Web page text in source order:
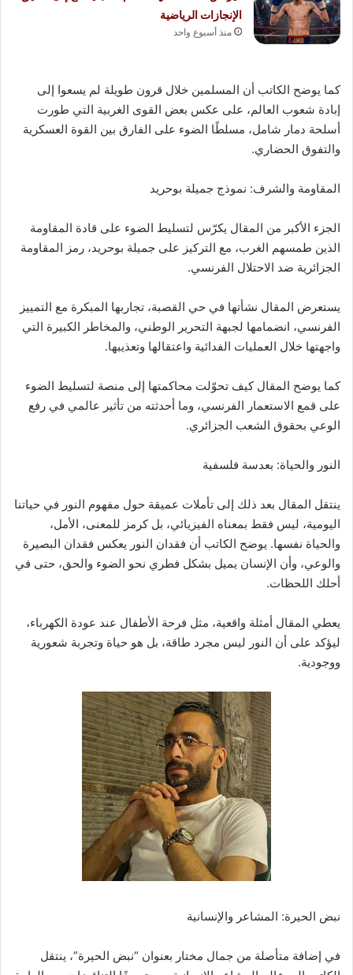
الإنجازات الرياضية
منذ أسبوع واحد
كما يوضح الكاتب أن المسلمين خلال قرون طويلة لم يسعوا إلى
إبادة شعوب العالم، على عكس بعض القوى الغربية التي طورت
أسلحة دمار شامل، مسلطًا الضوء على الفارق بين القوة العسكرية
والتفوق الحضاري.
المقاومة والشرف: نموذج جميلة بوحريد
الجزء الأكبر من المقال يكرّس لتسليط الضوء على قادة المقاومة
الذين طمسهم الغرب، مع التركيز على جميلة بوحريد، رمز المقاومة
الجزائرية ضد الاحتلال الفرنسي.
يستعرض المقال نشأتها في حي القصبة، تجاربها المبكرة مع التمييز
الفرنسي، انضمامها لجبهة التحرير الوطني، والمخاطر الكبيرة التي
واجهتها خلال العمليات الفدائية واعتقالها وتعذيبها.
كما يوضح المقال كيف تحوّلت محاكمتها إلى منصة لتسليط الضوء
على قمع الاستعمار الفرنسي، وما أحدثته من تأثير عالمي في رفع
الوعي بحقوق الشعب الجزائري.
النور والحياة: بعدسة فلسفية
ينتقل المقال بعد ذلك إلى تأملات عميقة حول مفهوم النور في حياتنا
اليومية، ليس فقط بمعناه الفيزيائي، بل كرمز للمعنى، الأمل،
والحياة نفسها. يوضح الكاتب أن فقدان النور يعكس فقدان البصيرة
والوعي، وأن الإنسان يميل بشكل فطري نحو الضوء والحق، حتى في
أحلك اللحظات.
يعطي المقال أمثلة واقعية، مثل فرحة الأطفال عند عودة الكهرباء،
ليؤكد على أن النور ليس مجرد طاقة، بل هو حياة وتجربة شعورية
ووجودية.
نبض الحيرة: المشاعر والإنسانية
في إضافة متأصلة من جمال مختار بعنوان “نبض الحيرة”، ينتقل